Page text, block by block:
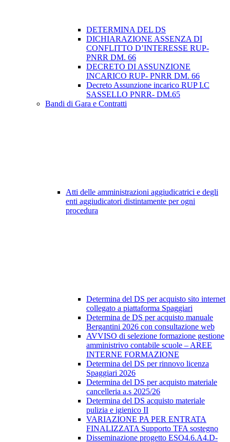
DETERMINA DEL DS
DICHIARAZIONE ASSENZA DI
CONFLITTO D’INTERESSE RUP-
PNRR DM. 66
DECRETO DI ASSUNZIONE
INCARICO RUP- PNRR DM. 66
Decreto Assunzione incarico RUP I.C
SASSELLO PNRR- DM.65
Bandi di Gara e Contratti
Atti delle amministrazioni aggiudicatrici e degli
enti aggiudicatori distintamente per ogni
procedura
Determina del DS per acquisto sito internet
collegato a piattaforma Spaggiari
Determina de DS per acquisto manuale
Bergantini 2026 con consultazione web
AVVISO di selezione formazione gestione
amministrivo contabile scuole – AREE
INTERNE FORMAZIONE
Determina del DS per rinnovo licenza
Spaggiari 2026
Determina del DS per acquisto materiale
cancelleria a.s 2025/26
Determina del DS acquisto materiale
pulizia e igienico II
VARIAZIONE PA PER ENTRATA
FINALIZZATA Supporto TFA sostegno
Disseminazione progetto ESO4.6.A4.D-